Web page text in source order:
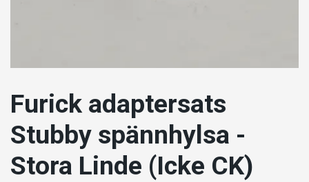
Furick adaptersats
Stubby spännhylsa -
Stora Linde (Icke CK)